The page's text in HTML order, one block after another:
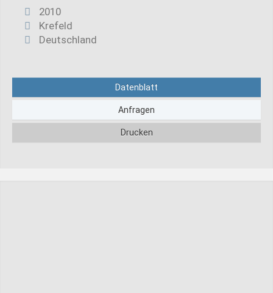
2010
Krefeld
Deutschland
Datenblatt
Anfragen
Drucken